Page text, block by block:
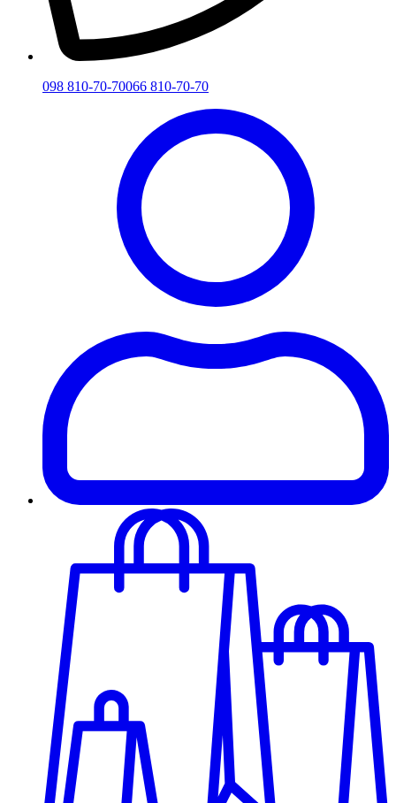
098 810-70-70066 810-70-70